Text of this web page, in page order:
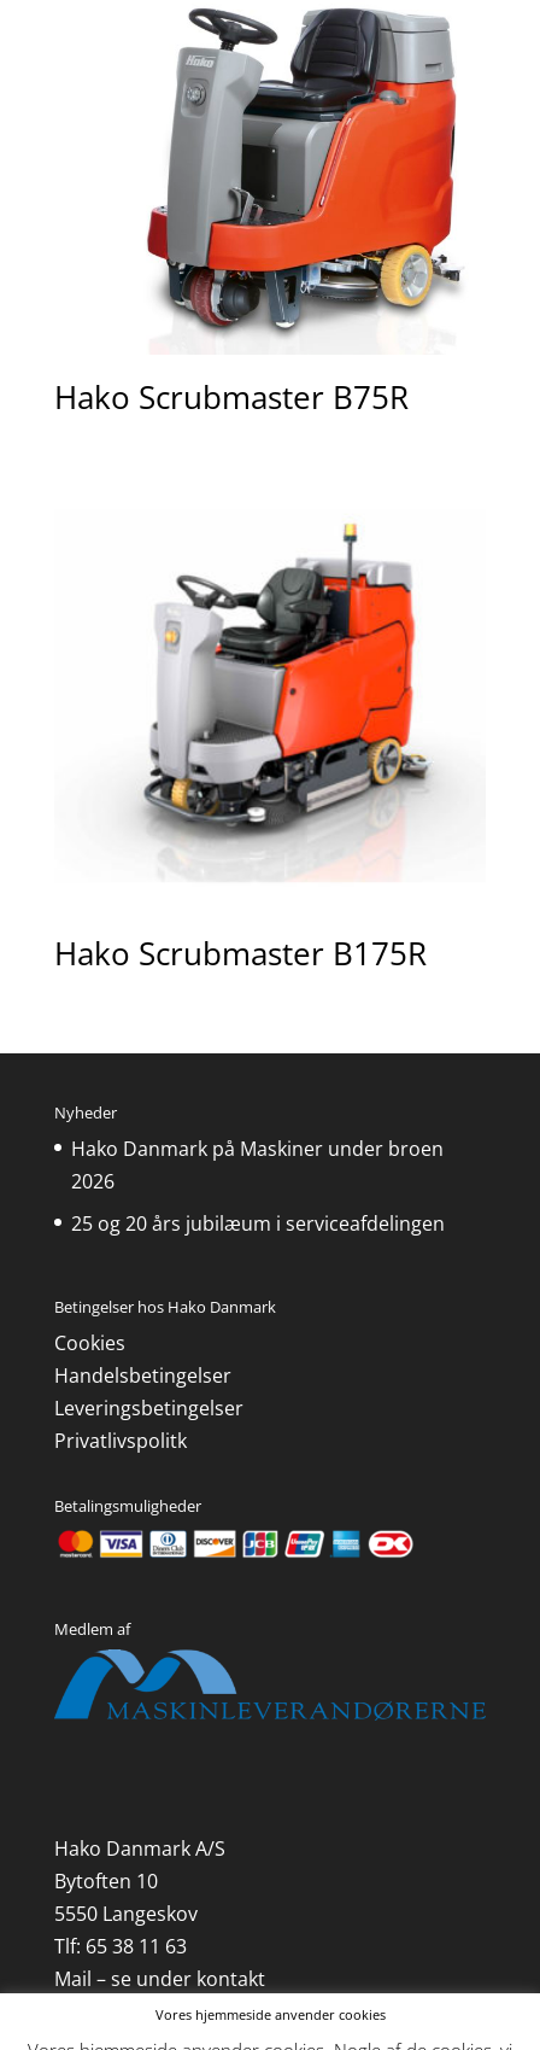
Hako Scrubmaster B75R
Hako Scrubmaster B175R
Nyheder
Hako Danmark på Maskiner under broen
2026
25 og 20 års jubilæum i serviceafdelingen
Betingelser hos Hako Danmark
Cookies
Handelsbetingelser
Leveringsbetingelser
Privatlivspolitk
Betalingsmuligheder
Medlem af
Hako Danmark A/S
Bytoften 10
5550 Langeskov
Tlf: 65 38 11 63
Mail – se under kontakt
CVR-nr. 21 85 18 41
Vores hjemmeside anvender cookies